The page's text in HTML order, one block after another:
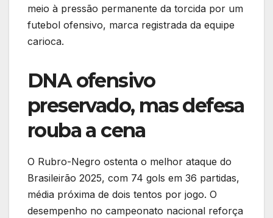
meio à pressão permanente da torcida por um
futebol ofensivo, marca registrada da equipe
carioca.
DNA ofensivo
preservado, mas defesa
rouba a cena
O Rubro-Negro ostenta o melhor ataque do
Brasileirão 2025, com 74 gols em 36 partidas,
média próxima de dois tentos por jogo. O
desempenho no campeonato nacional reforça